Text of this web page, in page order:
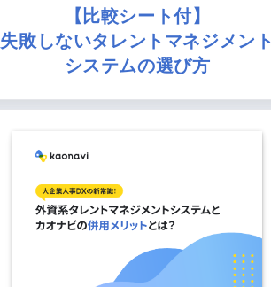
【比較シート付】
失敗しないタレントマネジメント
システムの選び方